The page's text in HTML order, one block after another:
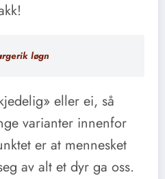
løgn
eller ei, så
varianter innenfor
er at mennesket
av alt et dyr ga oss.